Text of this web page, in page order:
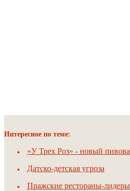
Интересное по теме:
«У Трех Роз» - новый
Датско-детская угроза
Пражские рестораны-